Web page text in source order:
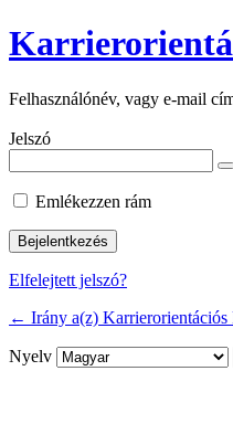
Felhasználónév, vagy e-mail
Jelszó
Emlékezzen rám
Elfelejtett jelszó?
← Irány a(z) Karrierorientációs
Nyelv